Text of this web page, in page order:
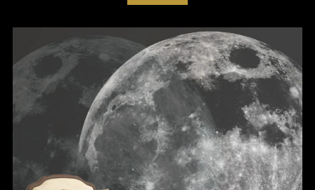
самых талантливых художников Румынии, VLAdiLA
превратился в House of VLAdiLA. Яркий бренд и промоутер
образа жизни, который предлагает ценителям красоты
полный опыт, 360, через обои, текстиль, картины,
декоративные подушки и предметы мебели. Так
пространства превращаются в историю комфортной
роскоши и творческих контрастов. Эта история учит нас
искусству совместного проживания и внутренним
напряжениям.